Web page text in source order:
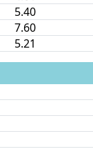
5.40
7.60
5.21